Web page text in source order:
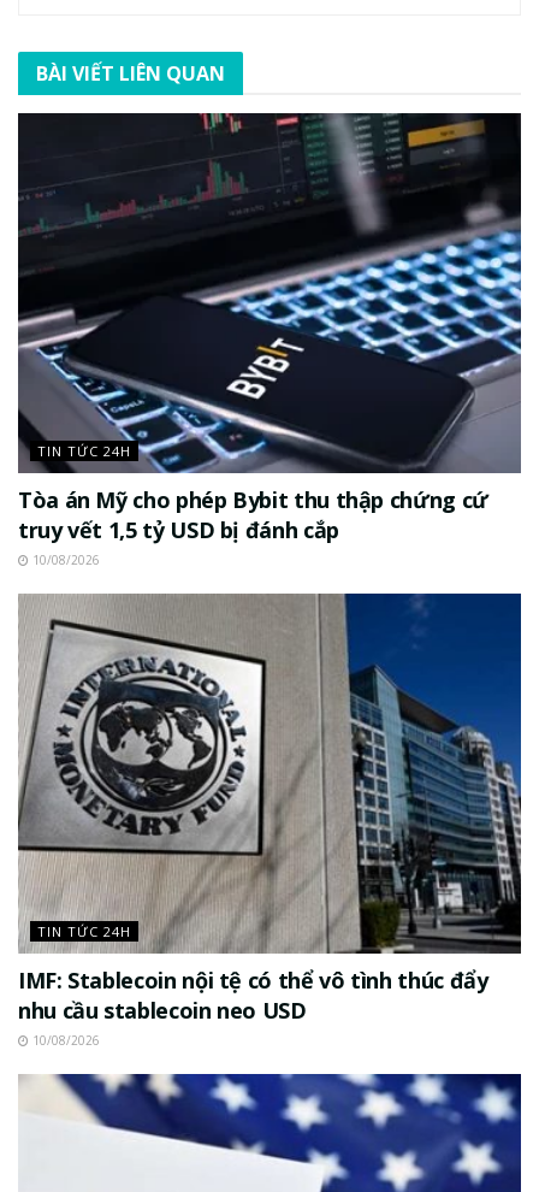
BÀI VIẾT LIÊN QUAN
TIN TỨC 24H
Tòa án Mỹ cho phép Bybit thu thập chứng cứ
truy vết 1,5 tỷ USD bị đánh cắp
10/08/2026
TIN TỨC 24H
IMF: Stablecoin nội tệ có thể vô tình thúc đẩy
nhu cầu stablecoin neo USD
10/08/2026